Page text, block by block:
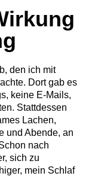
den ich mit
Dort gab es
keine E-Mails,
Stattdessen
Lachen,
und Abende, an
nach
sich zu
mein Schlaf